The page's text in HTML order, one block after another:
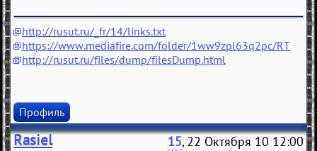
http://rusut.ru/_fr/14/links.txt
https://www.mediafire.com/folder/1ww9zpl63q2pc/RT
http://rusut.ru/files/dump/filesDump.html
Профиль
Rasiel 15, 22 Октября 10 12:00